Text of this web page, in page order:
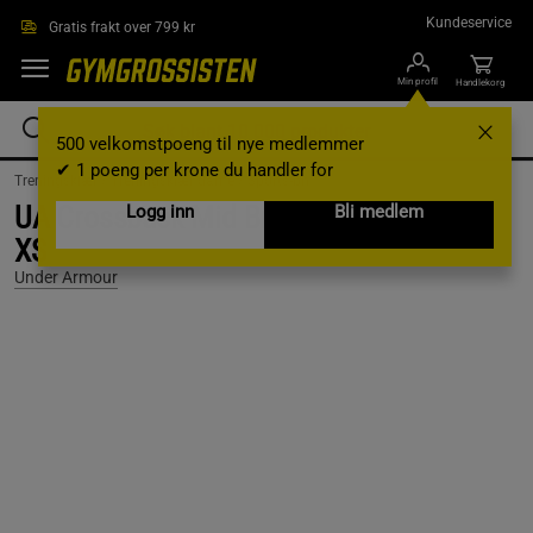
Gratis frakt over 799 kr Kundeservice
Min profil
500 velkomstpoeng til nye medlemmer
✔ 1 poeng per krone du handler for
Logg inn
Bli medlem
Handlekorg
Treningsklær / Treningsklær dame / Sports-bh
UA Crossback Mid Bra, White/Halo Gray,
XS
Under Armour